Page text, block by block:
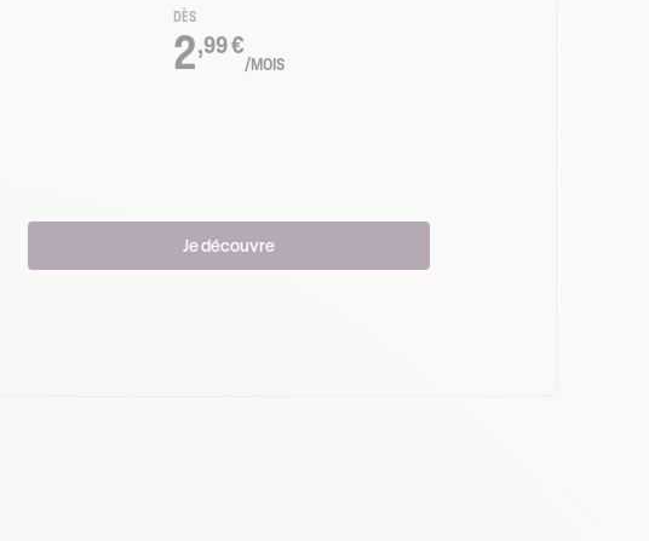
DÈS
2,99 €
/MOIS
Je découvre